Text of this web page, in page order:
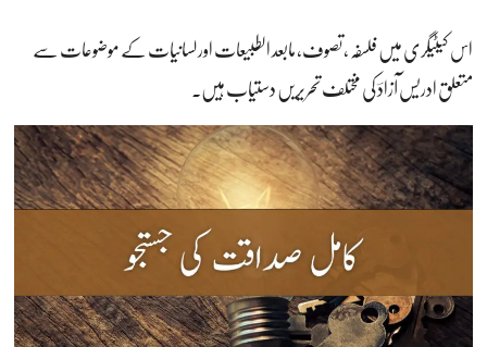
اس کیٹیگری میں فلسفہ ، تصوف، مابعد الطبیعات اور لسانیات کے موضوعات سے
متعلق ادریس آزادؔ کی مختلف تحریریں دستیاب ہیں۔